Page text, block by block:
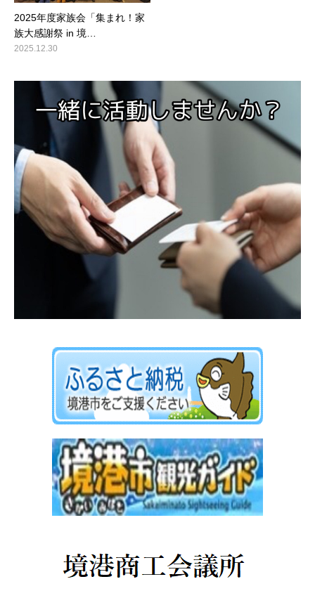
2025年度家族会「集まれ！家
族大感謝祭 in 境…
2025.12.30